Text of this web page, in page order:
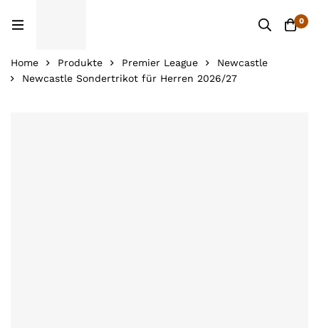
0
Home Produkte Premier League
Newcastle
Newcastle Sondertrikot für Herren 2026/27